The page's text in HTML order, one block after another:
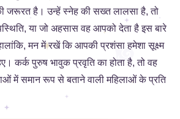
जरूरत है। उन्हें स्नेह की सख्त लालसा है, तो
या जो अहसास वह आपको देता है इस बारे
मन में रखें कि आपकी प्रशंसा हमेशा सूक्ष्म
कर्क पुरुष भावुक प्रवृति का होता है, तो वह
में समान रूप से बताने वाली महिलाओं के प्रति